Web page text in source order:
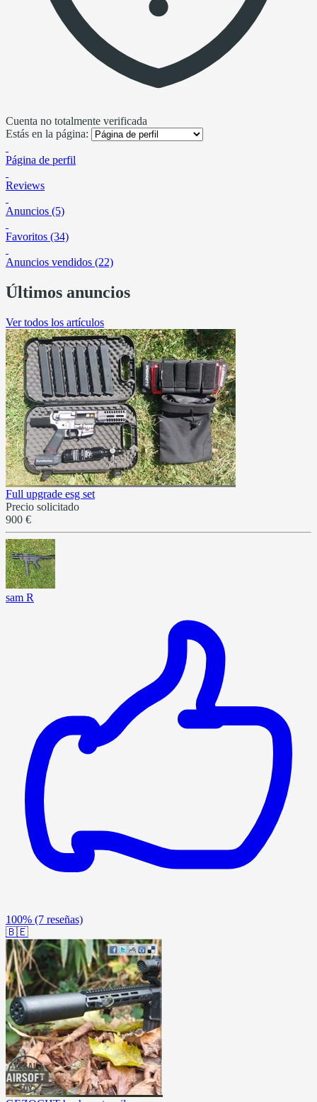
Cuenta no totalmente verificada
Estás en la página:
Página de perfil
Reviews
Anuncios (5)
Favoritos (34)
Anuncios vendidos (22)
Últimos anuncios
Ver todos los artículos
Full upgrade esg set
Precio solicitado
900 €
sam R
100% (7 reseñas)
🇧🇪